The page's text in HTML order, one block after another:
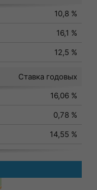
10,8 %
16,1 %
12,5 %
Ставка годовых
16,06 %
0,78 %
14,55 %